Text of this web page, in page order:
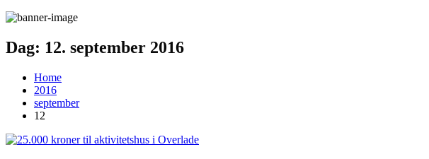
Dag: 12. september 2016
Home
2016
september
12